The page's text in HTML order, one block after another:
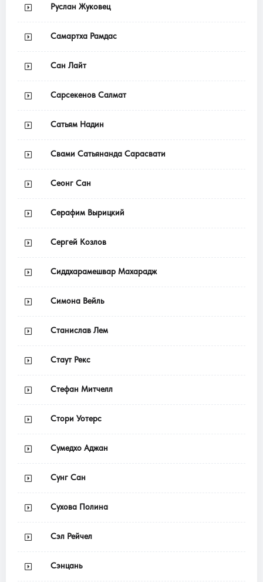
Руслан Жуковец
Самартха Рамдас
Сан Лайт
Сарсекенов Салмат
Сатьям Надин
Свами Сатьянанда Сарасвати
Сеонг Сан
Серафим Вырицкий
Сергей Козлов
Сиддхарамешвар Махарадж
Симона Вейль
Станислав Лем
Стаут Рекс
Стефан Митчелл
Стори Уотерс
Сумедхо Аджан
Сунг Сан
Сухова Полина
Сэл Рейчел
Сэнцань